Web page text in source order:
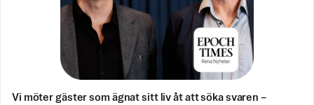
Vi möter gäster som ägnat sitt liv åt att söka svaren –